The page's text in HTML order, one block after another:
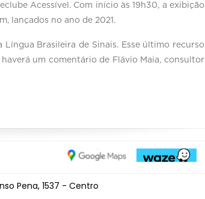
Acessível. Com início às 19h30, a exibição
lançados no ano de 2021.
Brasileira de Sinais. Esse último recurso
um comentário de Flávio Maia, consultor
Pena, 1537 - Centro